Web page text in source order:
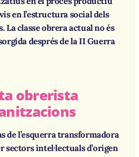
en l’estructura social dels
La classe obrera actual no és
després de la II Guerra
obrerista
de l’esquerra transformadora
sectors intel·lectuals d’origen